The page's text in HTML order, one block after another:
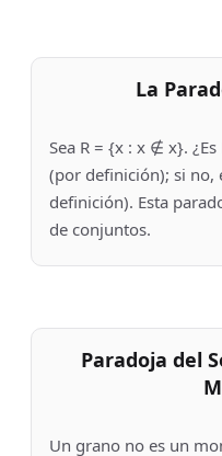
La
Sea R = {x : x ∉ x}.
(por definición); si no,
definición). Esta
de conjuntos.
Paradoja del
Un grano no es un